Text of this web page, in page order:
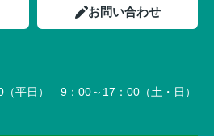
お問い合わせ
（平日） 9：00～17：00（土・日）